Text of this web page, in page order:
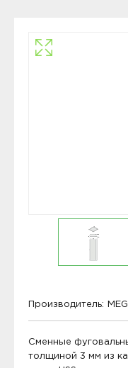
Производитель:
Сменные
толщиной 3 мм из